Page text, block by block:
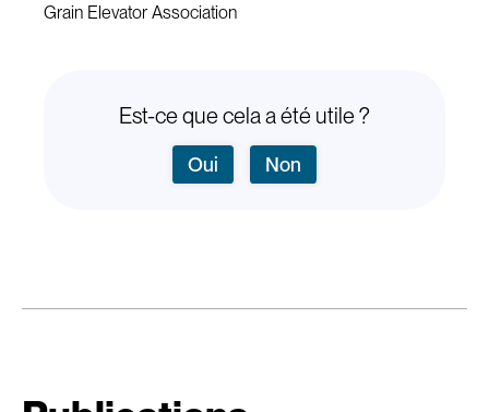
Grain Elevator Association
Est-ce que cela a été utile ?
Oui Non